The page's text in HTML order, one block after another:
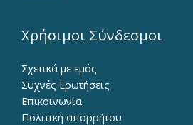
Χρήσιμοι Σύνδεσμοι
Σχετικά με εμάς
Συχνές Ερωτήσεις
Επικοινωνία
Πολιτική απορρήτου